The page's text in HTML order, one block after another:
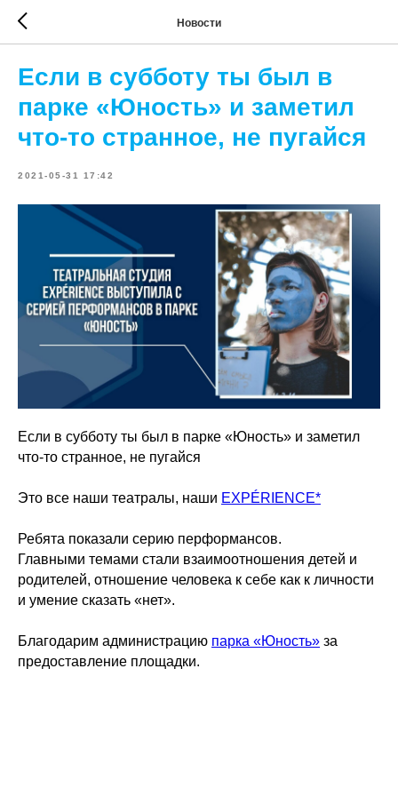
Новости
Если в субботу ты был в
парке «Юность» и заметил
что-то странное, не пугайся
2021-05-31 17:42
Если в субботу ты был в парке «Юность» и заметил
что-то странное, не пугайся
Это все наши театралы, наши EXPÉRIENCE*
Ребята показали серию перформансов.
Главными темами стали взаимоотношения детей и
родителей, отношение человека к себе как к личности
и умение сказать «нет».
Благодарим администрацию парка «Юность» за
предоставление площадки.